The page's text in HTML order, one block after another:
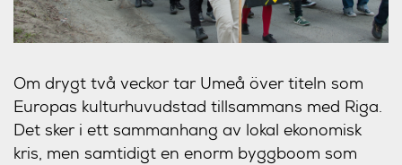
Om drygt två veckor tar Umeå över titeln som
Europas kulturhuvudstad tillsammans med Riga.
Det sker i ett sammanhang av lokal ekonomisk
kris, men samtidigt en enorm byggboom som